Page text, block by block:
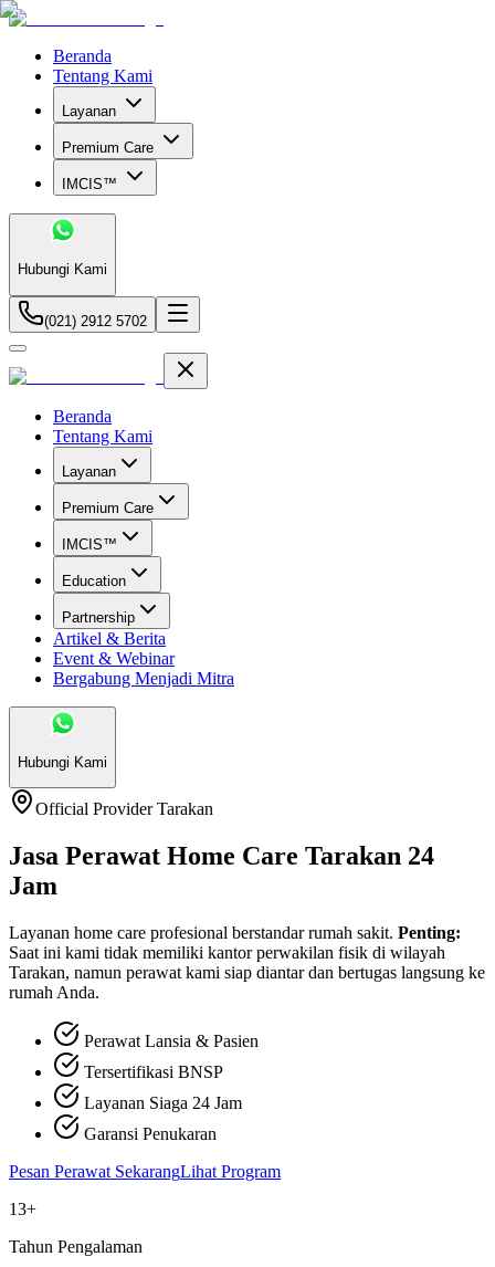
Beranda
Tentang Kami
Layanan
Premium Care
IMCIS™
Hubungi Kami
(021) 2912 5702
Beranda
Tentang Kami
Layanan
Premium Care
IMCIS™
Education
Partnership
Artikel & Berita
Event & Webinar
Bergabung Menjadi Mitra
Hubungi Kami
Official ProviderTarakan
Jasa Perawat Home Care Tarakan 24
Jam
Layanan home care profesional berstandar rumah sakit. Penting:
Saat ini kami tidak memiliki kantor perwakilan fisik di wilayah
Tarakan, namun perawat kami siap diantar dan bertugas langsung ke
rumah Anda.
Perawat Lansia & Pasien
Tersertifikasi BNSP
Layanan Siaga 24 Jam
Garansi Penukaran
Pesan Perawat SekarangLihat Program
13+
Tahun Pengalaman